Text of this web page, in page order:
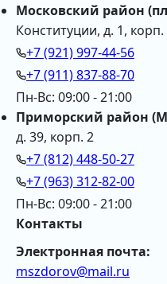
Московский район
Конституции, д. 1, корп.
+7 (921) 997-44-56
+7 (911) 837-88-70
Пн-Вс: 09:00 - 21:00
Приморский район
д. 39, корп. 2
+7 (812) 448-50-27
+7 (963) 312-82-00
Пн-Вс: 09:00 - 21:00
Контакты
Электронная почта:
mszdorov@mail.ru